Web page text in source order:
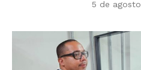
5 de